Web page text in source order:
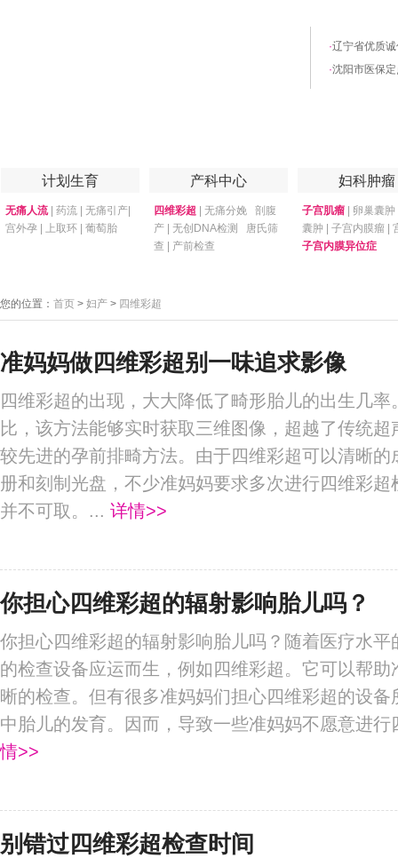
·辽宁省优质
·沈阳市医保
计划生育
无痛人流| 药流 无痛引产
宫外孕
上取环 葡萄胎
产科中心
四维彩超 无痛分娩
剖腹
产
无创DNA检测
唐氏筛
查
产前检查
妇科肿瘤
子宫肌瘤
卵巢囊肿
囊肿
子宫内膜瘤
子宫内膜异位症
您的位置： 首页 > 妇产 > 四维彩超
准妈妈做四维彩超别一味追求影像
四维彩超的出现，大大降低了畸形胎儿的出生几
比，该方法能够实时获取三维图像，超越了传统
较先进的孕前排畸方法。由于四维彩超可以清晰
册和刻制光盘，不少准妈妈要求多次进行四维彩
并不可取。... 详情>>
你担心四维彩超的辐射影响胎儿吗？
你担心四维彩超的辐射影响胎儿吗？随着医疗水
的检查设备应运而生，例如四维彩超。它可以帮
晰的检查。但有很多准妈妈们担心四维彩超的设
中胎儿的发育。因而，导致一些准妈妈不愿意进
情>>
别错过四维彩超检查时间